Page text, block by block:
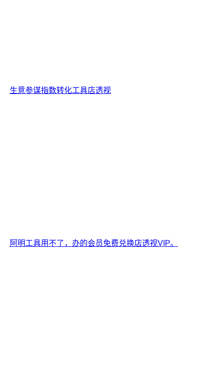
生意参谋指数转化工具店透视
阿明工具用不了，办的会员免费兑换店透视VIP。